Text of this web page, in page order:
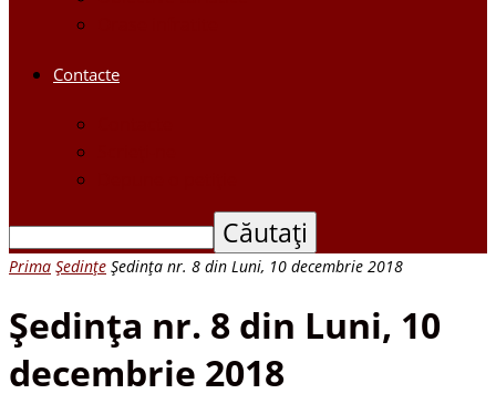
Contacte
Prima Ședințe Şedinţa nr. 8 din Luni, 10 decembrie 2018
Şedinţa nr. 8 din Luni, 10
decembrie 2018